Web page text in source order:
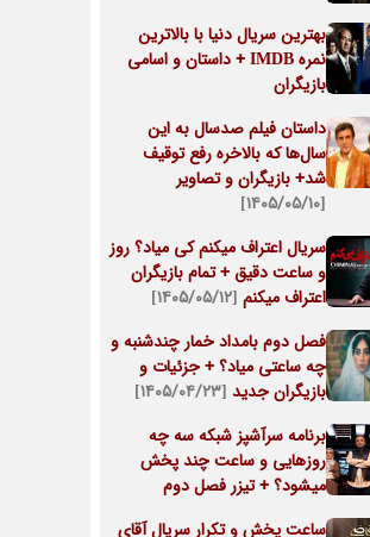
بهترین سریال دنیا با بالاترین
نمره IMDB + داستان و اسامی
بازیگران
داستان فیلم صدسال به این
سال‌ها که بالاخره رفع توقیف
شد+ بازیگران و تصاویر
[۱۴۰۵/۰۵/۱۰]
سریال اعتراف میکنم کی میاد؟ روز
و ساعت دقیق + تمام بازیگران
اعتراف میکنم [۱۴۰۵/۰۵/۱۲]
فصل دوم بامداد خمار چندشنبه و
چه ساعتی میاد؟ + جزئیات و
بازیگران جدید [۱۴۰۵/۰۴/۲۳]
برنامه سرآشپز شبکه سه چه
روزهایی و ساعت چند پخش
میشود؟ + تیزر فصل دوم
ساعت پخش و تکرار سریال آقای